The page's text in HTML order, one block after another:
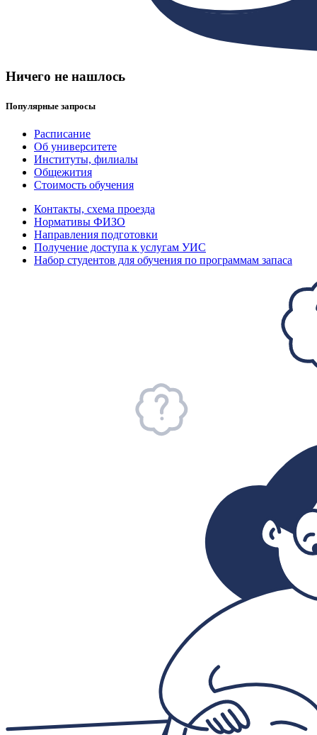
Ничего не нашлось
Популярные запросы
Расписание
Об университете
Институты, филиалы
Общежития
Стоимость обучения
Контакты, схема проезда
Нормативы ФИЗО
Направления подготовки
Получение доступа к услугам УИС
Набор студентов для обучения по программам запаса